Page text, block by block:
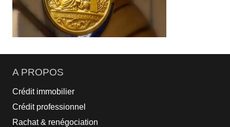
A PROPOS
Crédit immobilier
Crédit professionnel
Rachat & renégociation